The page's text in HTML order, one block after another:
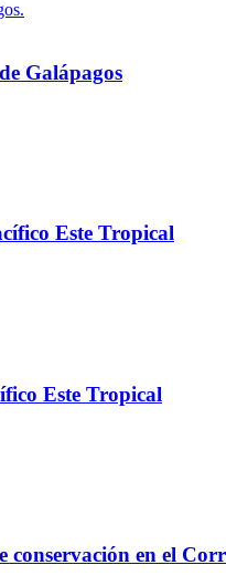
Galápagos
Este Tropical
Este Tropical
conservación en el